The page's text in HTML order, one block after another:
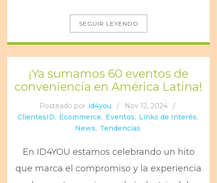
SEGUIR LEYENDO
¡Ya sumamos 60 eventos de
conveniencia en América Latina!
Posteado por id4you / Nov 12, 2024
/
ClientesID, Ecommerce, Eventos, Links de Interés,
News, Tendencias
En ID4YOU estamos celebrando un hito
que marca el compromiso y la experiencia